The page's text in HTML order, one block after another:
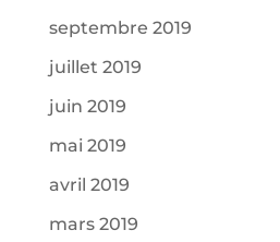
septembre 2019
juillet 2019
juin 2019
mai 2019
avril 2019
mars 2019